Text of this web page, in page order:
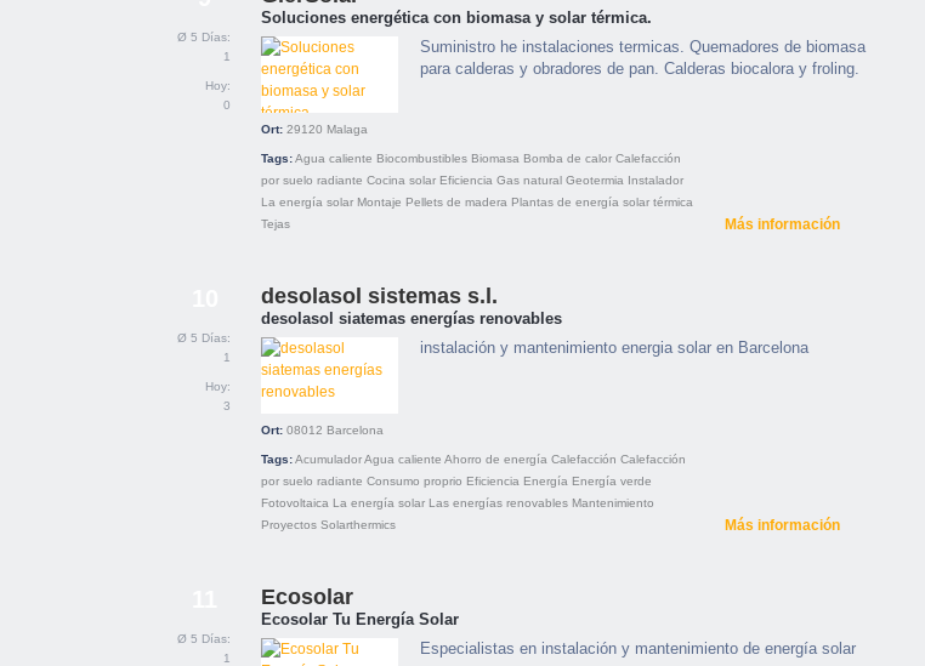
Ø 5 Días:
1
Hoy:
0
Soluciones energética con biomasa y solar térmica.
Suministro he instalaciones termicas. Quemadores de biomasa
para calderas y obradores de pan. Calderas biocalora y froling.
Ort: 29120 Malaga
Tags:Agua caliente Biocombustibles Biomasa Bomba de calor Calefacción
por suelo radiante Cocina solar Eficiencia Gas natural Geotermia Instalador
La energía solar Montaje Pellets de madera Plantas de energía solar térmica
Tejas
Más información
Ø 5 Días:
1
Hoy:
3
desolasol sistemas s.l.
desolasol siatemas energías renovables
instalación y mantenimiento energia solar en Barcelona
Ort: 08012 Barcelona
Tags:AcumuladorAgua caliente Ahorro de energía Calefacción Calefacción
por suelo radiante Consumo proprio Eficiencia Energía Energía verde
Fotovoltaica La energía solar Las energías renovables Mantenimiento
Proyectos Solarthermics Más información
Ø 5 Días:
1
Ecosolar
Ecosolar Tu Energía Solar
Especialistas en instalación y mantenimiento de energía solar